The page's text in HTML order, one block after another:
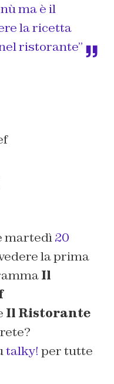
ma è il
la ricetta
ristorante”
martedì20
la prima
Il
Il Ristorante
talky! per tutte